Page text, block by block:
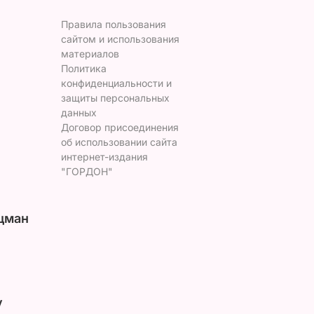
Правила пользования
сайтом и использования
материалов
Политика
конфиденциальности и
защиты персональных
данных
Договор присоединения
об использовании сайта
интернет-издания
"ГОРДОН"